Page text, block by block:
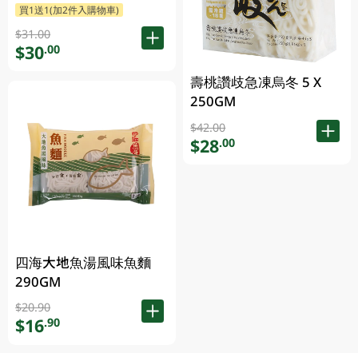
買1送1(加2件入購物車)
$31.00
$30.00
四海大地魚湯風味魚麵
290GM
$20.90
$16.90
壽桃讚歧急凍烏冬 5 X
250GM
$42.00
$28.00